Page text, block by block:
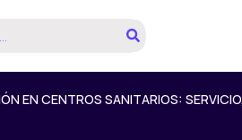
EN CENTROS SANITARIOS: